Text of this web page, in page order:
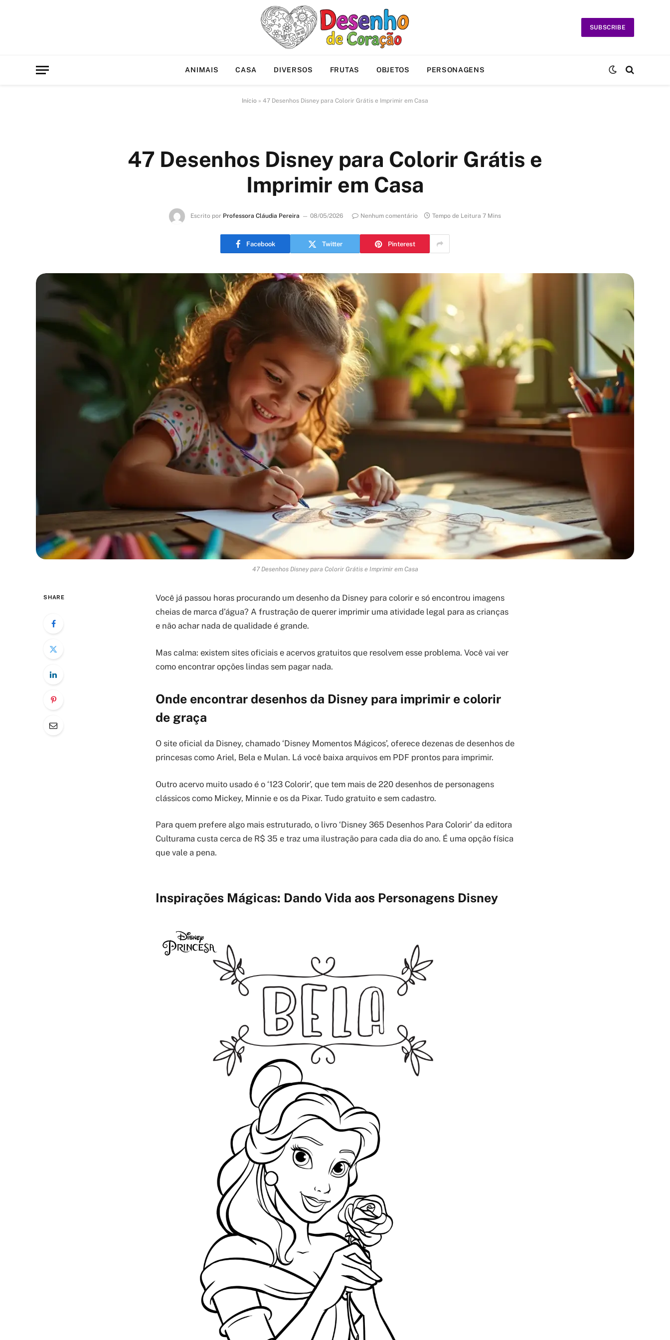
SUBSCRIBE
ANIMAIS CASA DIVERSOS FRUTAS OBJETOS PERSONAGENS
Início » 47 Desenhos Disney para Colorir Grátis e Imprimir em Casa
47 Desenhos Disney para Colorir Grátis e
Imprimir em Casa
Escrito por Professora Cláudia Pereira 08/05/2026 Nenhum comentário Tempo de Leitura 7 Mins
Facebook Twitter Pinterest
47 Desenhos Disney para Colorir Grátis e Imprimir em Casa
SHARE
Você já passou horas procurando um desenho da Disney para colorir e só encontrou imagens
cheias de marca d’água? A frustração de querer imprimir uma atividade legal para as crianças
e não achar nada de qualidade é grande.
Mas calma: existem sites oficiais e acervos gratuitos que resolvem esse problema. Você vai ver
como encontrar opções lindas sem pagar nada.
Onde encontrar desenhos da Disney para imprimir e colorir
de graça
O site oficial da Disney, chamado ‘Disney Momentos Mágicos’, oferece dezenas de desenhos de
princesas como Ariel, Bela e Mulan. Lá você baixa arquivos em PDF prontos para imprimir.
Outro acervo muito usado é o ‘123 Colorir’, que tem mais de 220 desenhos de personagens
clássicos como Mickey, Minnie e os da Pixar. Tudo gratuito e sem cadastro.
Para quem prefere algo mais estruturado, o livro ‘Disney 365 Desenhos Para Colorir’ da editora
Culturama custa cerca de R$ 35 e traz uma ilustração para cada dia do ano. É uma opção física
que vale a pena.
Inspirações Mágicas: Dando Vida aos Personagens Disney